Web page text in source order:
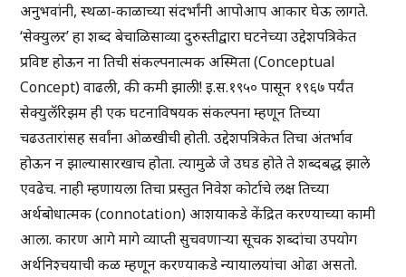
अनुभवांनी, स्थळा-काळाच्या संदर्भांनी आपोआप आकार घेऊ लागते.
‘सेक्युलर’ हा शब्द बेचाळिसाव्या दुरुस्तीद्वारा घटनेच्या उद्देशपत्रिकेत
प्रविष्ट होऊन ना तिची संकल्पनात्मक अस्मिता (Conceptual
Concept) वाढली, की कमी झाली! इ.स.१९५० पासून १९६७ पर्यंत
सेक्युलॅरिझम ही एक घटनाविषयक संकल्पना म्हणून तिच्या
चढउतारांसह सर्वांना ओळखीची होती. उद्देशपत्रिकेत तिचा अंतर्भाव
होऊन न झाल्यासारखाच होता. त्यामुळे जे उघड होते ते शब्दबद्ध झाले
एवढेच. नाही म्हणायला तिचा प्रस्तुत निवेश कोर्टाचे लक्ष तिच्या
अर्थबोधात्मक (connotation) आशयाकडे केंद्रित करण्याच्या कामी
आला. कारण आगे मागे व्याप्ती सुचवणाऱ्या सूचक शब्दांचा उपयोग
अर्थनिश्चयाची कळ म्हणून करण्याकडे न्यायालयांचा ओढा असतो.